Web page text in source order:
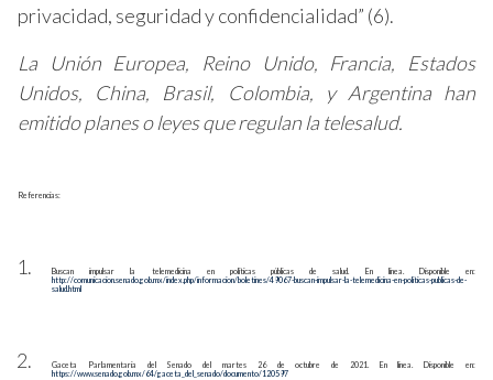
privacidad, seguridad y confidencialidad” (6).
La Unión Europea, Reino Unido, Francia, Estados
Unidos, China, Brasil, Colombia, y Argentina han
emitido planes o leyes que regulan la telesalud.
Referencias:
Buscan impulsar la telemedicina en políticas públicas de salud. En línea. Disponible en:
http://comunicacion.senado.gob.mx/index.php/informacion/boletines/49067-buscan-impulsar-la-telemedicina-en-politicas-publicas-de-
salud.html
Gaceta Parlamentaria del Senado del martes 26 de octubre de 2021. En línea. Disponible en:
https://www.senado.gob.mx/64/gaceta_del_senado/documento/120597